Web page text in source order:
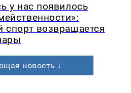
у нас появилось
спорт возвращается
новость ↓